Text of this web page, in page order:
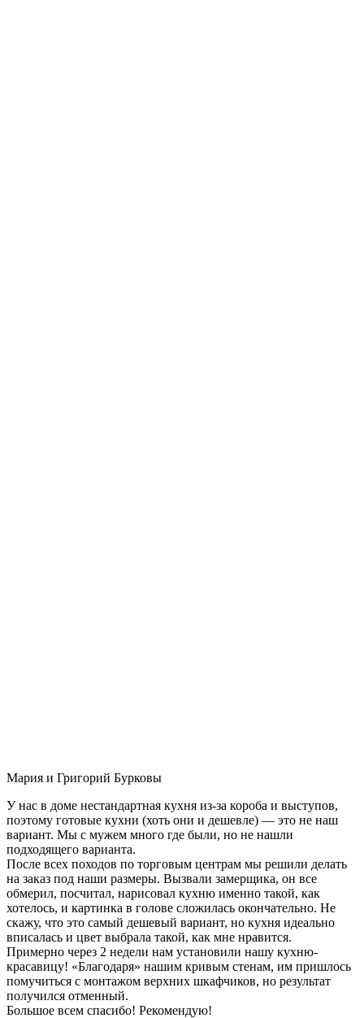
Мария и Григорий Бурковы
У нас в доме нестандартная кухня из-за короба и выступов,
поэтому готовые кухни (хоть они и дешевле) — это не наш
вариант. Мы с мужем много где были, но не нашли
подходящего варианта.
После всех походов по торговым центрам мы решили делать
на заказ под наши размеры. Вызвали замерщика, он все
обмерил, посчитал, нарисовал кухню именно такой, как
хотелось, и картинка в голове сложилась окончательно. Не
скажу, что это самый дешевый вариант, но кухня идеально
вписалась и цвет выбрала такой, как мне нравится.
Примерно через 2 недели нам установили нашу кухню-
красавицу! «Благодаря» нашим кривым стенам, им пришлось
помучиться с монтажом верхних шкафчиков, но результат
получился отменный.
Большое всем спасибо! Рекомендую!